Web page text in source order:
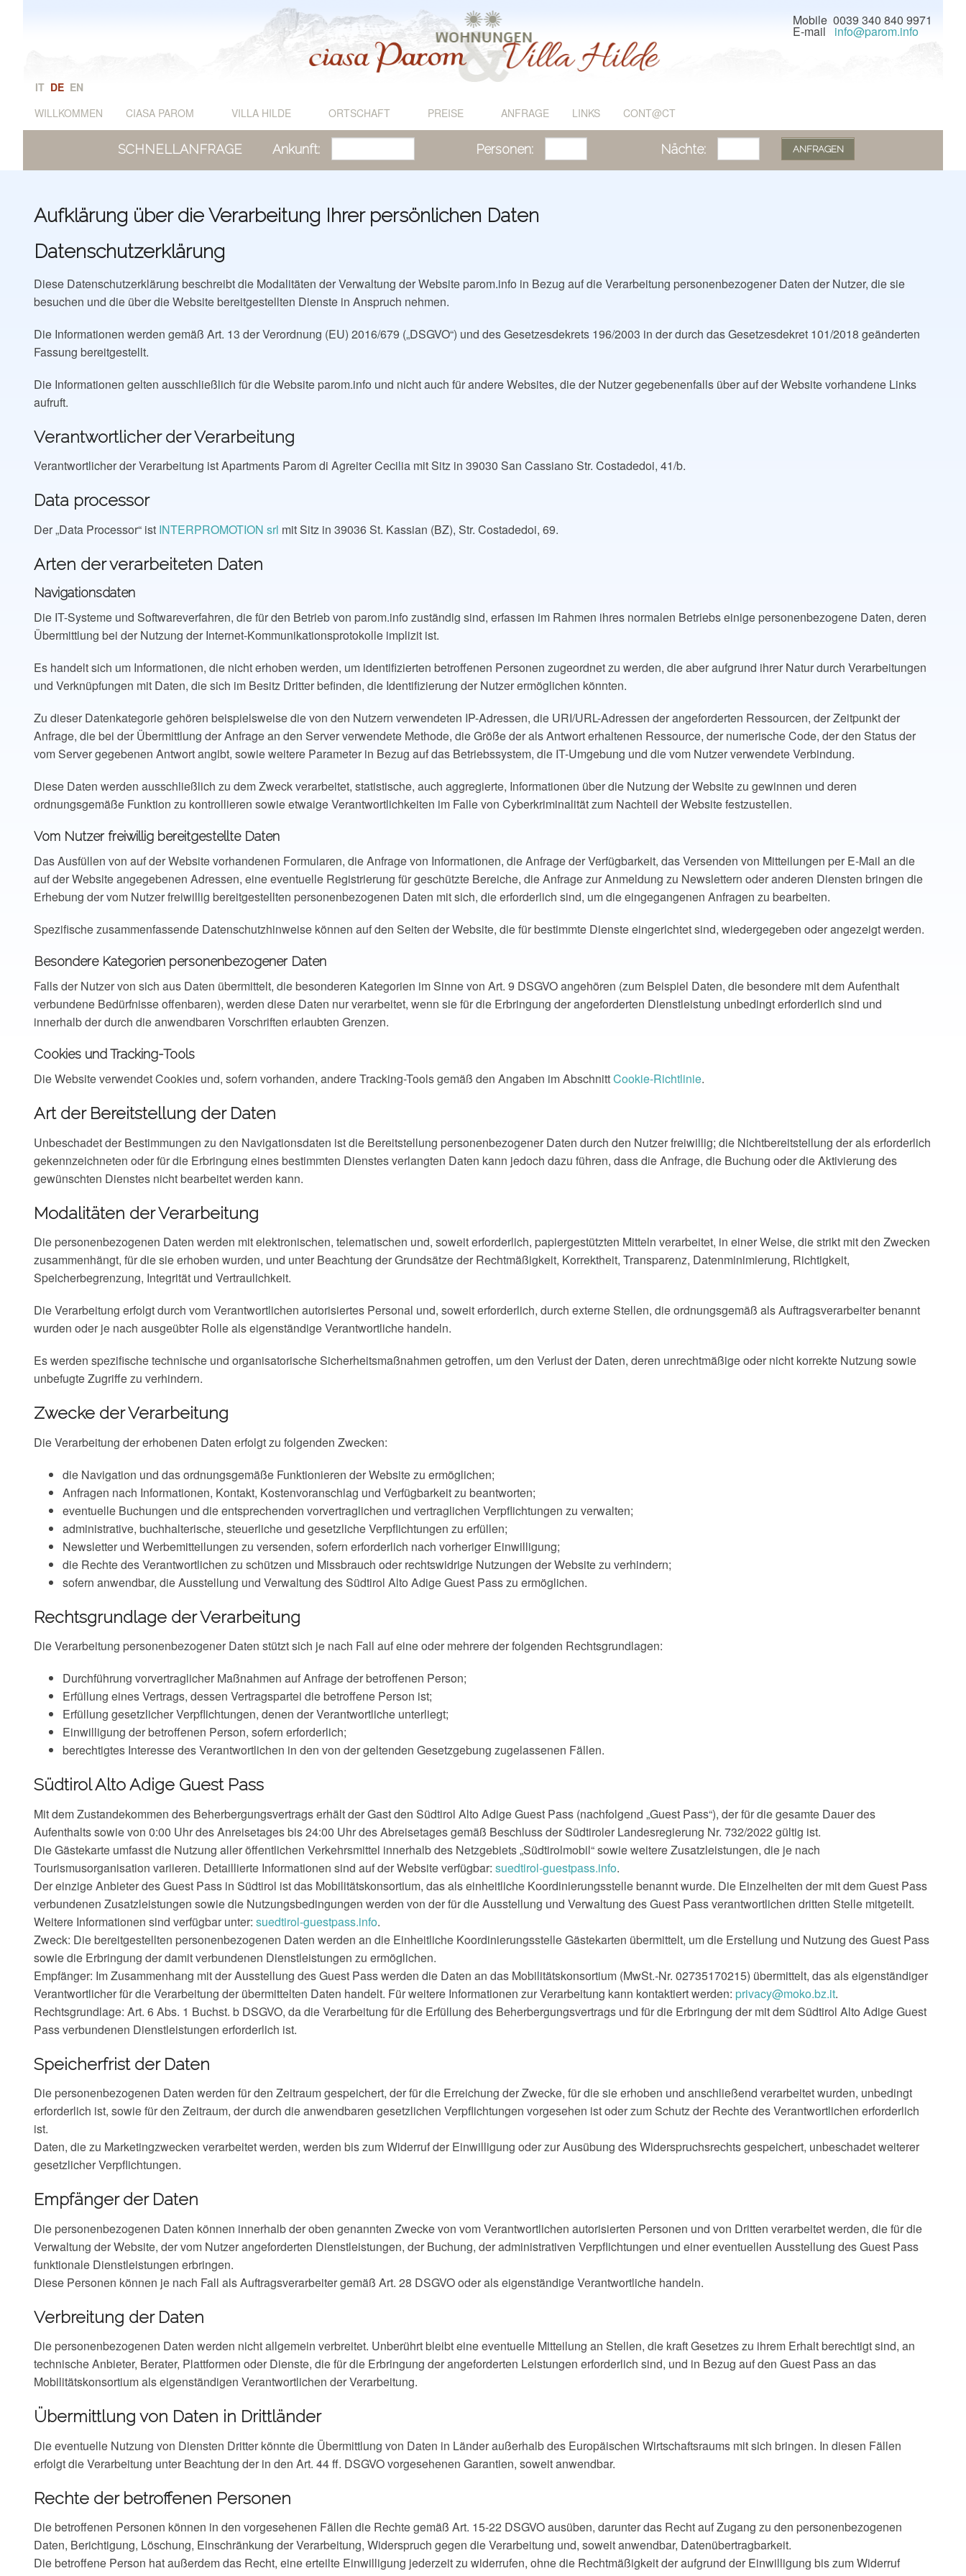
Mobile 0039 340 840 9971
E-mail info@parom.info
IT DE EN
WILLKOMMEN
CIASA PAROM VILLA HILDE ORTSCHAFT PREISE ANFRAGE LINKS CONT@CT
SCHNELLANFRAGE Ankunft: Personen: Nächte: ANFRAGEN
Aufklärung über die Verarbeitung Ihrer persönlichen Daten
Datenschutzerklärung
Diese Datenschutzerklärung beschreibt die Modalitäten der Verwaltung der Website parom.info in Bezug auf die Verarbeitung personenbezogener Daten der Nutzer, die sie
besuchen und die über die Website bereitgestellten Dienste in Anspruch nehmen.
Die Informationen werden gemäß Art. 13 der Verordnung (EU) 2016/679 („DSGVO“) und des Gesetzesdekrets 196/2003 in der durch das Gesetzesdekret 101/2018 geänderten
Fassung bereitgestellt.
Die Informationen gelten ausschließlich für die Website parom.info und nicht auch für andere Websites, die der Nutzer gegebenenfalls über auf der Website vorhandene Links
aufruft.
Verantwortlicher der Verarbeitung
Verantwortlicher der Verarbeitung ist Apartments Parom di Agreiter Cecilia mit Sitz in 39030 San Cassiano Str. Costadedoi, 41/b.
Data processor
Der „Data Processor“ ist INTERPROMOTION srl mit Sitz in 39036 St. Kassian (BZ), Str. Costadedoi, 69.
Arten der verarbeiteten Daten
Navigationsdaten
Die IT-Systeme und Softwareverfahren, die für den Betrieb von parom.info zuständig sind, erfassen im Rahmen ihres normalen Betriebs einige personenbezogene Daten, deren
Übermittlung bei der Nutzung der Internet-Kommunikationsprotokolle implizit ist.
Es handelt sich um Informationen, die nicht erhoben werden, um identifizierten betroffenen Personen zugeordnet zu werden, die aber aufgrund ihrer Natur durch Verarbeitungen
und Verknüpfungen mit Daten, die sich im Besitz Dritter befinden, die Identifizierung der Nutzer ermöglichen könnten.
Zu dieser Datenkategorie gehören beispielsweise die von den Nutzern verwendeten IP-Adressen, die URI/URL-Adressen der angeforderten Ressourcen, der Zeitpunkt der
Anfrage, die bei der Übermittlung der Anfrage an den Server verwendete Methode, die Größe der als Antwort erhaltenen Ressource, der numerische Code, der den Status der
vom Server gegebenen Antwort angibt, sowie weitere Parameter in Bezug auf das Betriebssystem, die IT-Umgebung und die vom Nutzer verwendete Verbindung.
Diese Daten werden ausschließlich zu dem Zweck verarbeitet, statistische, auch aggregierte, Informationen über die Nutzung der Website zu gewinnen und deren
ordnungsgemäße Funktion zu kontrollieren sowie etwaige Verantwortlichkeiten im Falle von Cyberkriminalität zum Nachteil der Website festzustellen.
Vom Nutzer freiwillig bereitgestellte Daten
Das Ausfüllen von auf der Website vorhandenen Formularen, die Anfrage von Informationen, die Anfrage der Verfügbarkeit, das Versenden von Mitteilungen per E-Mail an die
auf der Website angegebenen Adressen, eine eventuelle Registrierung für geschützte Bereiche, die Anfrage zur Anmeldung zu Newslettern oder anderen Diensten bringen die
Erhebung der vom Nutzer freiwillig bereitgestellten personenbezogenen Daten mit sich, die erforderlich sind, um die eingegangenen Anfragen zu bearbeiten.
Spezifische zusammenfassende Datenschutzhinweise können auf den Seiten der Website, die für bestimmte Dienste eingerichtet sind, wiedergegeben oder angezeigt werden.
Besondere Kategorien personenbezogener Daten
Falls der Nutzer von sich aus Daten übermittelt, die besonderen Kategorien im Sinne von Art. 9 DSGVO angehören (zum Beispiel Daten, die besondere mit dem Aufenthalt
verbundene Bedürfnisse offenbaren), werden diese Daten nur verarbeitet, wenn sie für die Erbringung der angeforderten Dienstleistung unbedingt erforderlich sind und
innerhalb der durch die anwendbaren Vorschriften erlaubten Grenzen.
Cookies und Tracking-Tools
Die Website verwendet Cookies und, sofern vorhanden, andere Tracking-Tools gemäß den Angaben im AbschnittCookie-Richtlinie.
Art der Bereitstellung der Daten
Unbeschadet der Bestimmungen zu den Navigationsdaten ist die Bereitstellung personenbezogener Daten durch den Nutzer freiwillig; die Nichtbereitstellung der als erforderlich
gekennzeichneten oder für die Erbringung eines bestimmten Dienstes verlangten Daten kann jedoch dazu führen, dass die Anfrage, die Buchung oder die Aktivierung des
gewünschten Dienstes nicht bearbeitet werden kann.
Modalitäten der Verarbeitung
Die personenbezogenen Daten werden mit elektronischen, telematischen und, soweit erforderlich, papiergestützten Mitteln verarbeitet, in einer Weise, die strikt mit den Zwecken
zusammenhängt, für die sie erhoben wurden, und unter Beachtung der Grundsätze der Rechtmäßigkeit, Korrektheit, Transparenz, Datenminimierung, Richtigkeit,
Speicherbegrenzung, Integrität und Vertraulichkeit.
Die Verarbeitung erfolgt durch vom Verantwortlichen autorisiertes Personal und, soweit erforderlich, durch externe Stellen, die ordnungsgemäß als Auftragsverarbeiter benannt
wurden oder je nach ausgeübter Rolle als eigenständige Verantwortliche handeln.
Es werden spezifische technische und organisatorische Sicherheitsmaßnahmen getroffen, um den Verlust der Daten, deren unrechtmäßige oder nicht korrekte Nutzung sowie
unbefugte Zugriffe zu verhindern.
Zwecke der Verarbeitung
Die Verarbeitung der erhobenen Daten erfolgt zu folgenden Zwecken:
die Navigation und das ordnungsgemäße Funktionieren der Website zu ermöglichen;
Anfragen nach Informationen, Kontakt, Kostenvoranschlag und Verfügbarkeit zu beantworten;
eventuelle Buchungen und die entsprechenden vorvertraglichen und vertraglichen Verpflichtungen zu verwalten;
administrative, buchhalterische, steuerliche und gesetzliche Verpflichtungen zu erfüllen;
Newsletter und Werbemitteilungen zu versenden, sofern erforderlich nach vorheriger Einwilligung;
die Rechte des Verantwortlichen zu schützen und Missbrauch oder rechtswidrige Nutzungen der Website zu verhindern;
sofern anwendbar, die Ausstellung und Verwaltung des Südtirol Alto Adige Guest Pass zu ermöglichen.
Rechtsgrundlage der Verarbeitung
Die Verarbeitung personenbezogener Daten stützt sich je nach Fall auf eine oder mehrere der folgenden Rechtsgrundlagen:
Durchführung vorvertraglicher Maßnahmen auf Anfrage der betroffenen Person;
Erfüllung eines Vertrags, dessen Vertragspartei die betroffene Person ist;
Erfüllung gesetzlicher Verpflichtungen, denen der Verantwortliche unterliegt;
Einwilligung der betroffenen Person, sofern erforderlich;
berechtigtes Interesse des Verantwortlichen in den von der geltenden Gesetzgebung zugelassenen Fällen.
Südtirol Alto Adige Guest Pass
Mit dem Zustandekommen des Beherbergungsvertrags erhält der Gast den Südtirol Alto Adige Guest Pass (nachfolgend „Guest Pass“), der für die gesamte Dauer des
Aufenthalts sowie von 0:00 Uhr des Anreisetages bis 24:00 Uhr des Abreisetages gemäß Beschluss der Südtiroler Landesregierung Nr. 732/2022 gültig ist.
Die Gästekarte umfasst die Nutzung aller öffentlichen Verkehrsmittel innerhalb des Netzgebiets „Südtirolmobil“ sowie weitere Zusatzleistungen, die je nach
Tourismusorganisation variieren. Detaillierte Informationen sind auf der Website verfügbar: suedtirol-guestpass.info.
Der einzige Anbieter des Guest Pass in Südtirol ist das Mobilitätskonsortium, das als einheitliche Koordinierungsstelle benannt wurde. Die Einzelheiten der mit dem Guest Pass
verbundenen Zusatzleistungen sowie die Nutzungsbedingungen werden von der für die Ausstellung und Verwaltung des Guest Pass verantwortlichen dritten Stelle mitgeteilt.
Weitere Informationen sind verfügbar unter: suedtirol-guestpass.info.
Zweck: Die bereitgestellten personenbezogenen Daten werden an die Einheitliche Koordinierungsstelle Gästekarten übermittelt, um die Erstellung und Nutzung des Guest Pass
sowie die Erbringung der damit verbundenen Dienstleistungen zu ermöglichen.
Empfänger: Im Zusammenhang mit der Ausstellung des Guest Pass werden die Daten an das Mobilitätskonsortium (MwSt.-Nr. 02735170215) übermittelt, das als eigenständiger
Verantwortlicher für die Verarbeitung der übermittelten Daten handelt. Für weitere Informationen zur Verarbeitung kann kontaktiert werden: privacy@moko.bz.it.
Rechtsgrundlage: Art. 6 Abs. 1 Buchst. b DSGVO, da die Verarbeitung für die Erfüllung des Beherbergungsvertrags und für die Erbringung der mit dem Südtirol Alto Adige Guest
Pass verbundenen Dienstleistungen erforderlich ist.
Speicherfrist der Daten
Die personenbezogenen Daten werden für den Zeitraum gespeichert, der für die Erreichung der Zwecke, für die sie erhoben und anschließend verarbeitet wurden, unbedingt
erforderlich ist, sowie für den Zeitraum, der durch die anwendbaren gesetzlichen Verpflichtungen vorgesehen ist oder zum Schutz der Rechte des Verantwortlichen erforderlich
ist.
Daten, die zu Marketingzwecken verarbeitet werden, werden bis zum Widerruf der Einwilligung oder zur Ausübung des Widerspruchsrechts gespeichert, unbeschadet weiterer
gesetzlicher Verpflichtungen.
Empfänger der Daten
Die personenbezogenen Daten können innerhalb der oben genannten Zwecke von vom Verantwortlichen autorisierten Personen und von Dritten verarbeitet werden, die für die
Verwaltung der Website, der vom Nutzer angeforderten Dienstleistungen, der Buchung, der administrativen Verpflichtungen und einer eventuellen Ausstellung des Guest Pass
funktionale Dienstleistungen erbringen.
Diese Personen können je nach Fall als Auftragsverarbeiter gemäß Art. 28 DSGVO oder als eigenständige Verantwortliche handeln.
Verbreitung der Daten
Die personenbezogenen Daten werden nicht allgemein verbreitet. Unberührt bleibt eine eventuelle Mitteilung an Stellen, die kraft Gesetzes zu ihrem Erhalt berechtigt sind, an
technische Anbieter, Berater, Plattformen oder Dienste, die für die Erbringung der angeforderten Leistungen erforderlich sind, und in Bezug auf den Guest Pass an das
Mobilitätskonsortium als eigenständigen Verantwortlichen der Verarbeitung.
Übermittlung von Daten in Drittländer
Die eventuelle Nutzung von Diensten Dritter könnte die Übermittlung von Daten in Länder außerhalb des Europäischen Wirtschaftsraums mit sich bringen. In diesen Fällen
erfolgt die Verarbeitung unter Beachtung der in den Art. 44 ff. DSGVO vorgesehenen Garantien, soweit anwendbar.
Rechte der betroffenen Personen
Die betroffenen Personen können in den vorgesehenen Fällen die Rechte gemäß Art. 15-22 DSGVO ausüben, darunter das Recht auf Zugang zu den personenbezogenen
Daten, Berichtigung, Löschung, Einschränkung der Verarbeitung, Widerspruch gegen die Verarbeitung und, soweit anwendbar, Datenübertragbarkeit.
Die betroffene Person hat außerdem das Recht, eine erteilte Einwilligung jederzeit zu widerrufen, ohne die Rechtmäßigkeit der aufgrund der Einwilligung bis zum Widerruf